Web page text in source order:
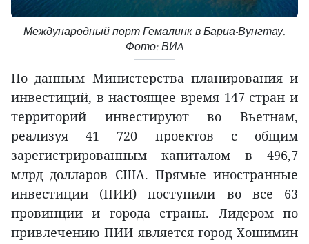
Международный порт Гемалинк в Бариа-Вунгтау.
Фото: ВИA
По данным Министерства планирования и
инвестиций, в настоящее время 147 стран и
территорий инвестируют во Вьетнам,
реализуя 41 720 проектов с общим
зарегистрированным капиталом в 496,7
млрд долларов США. Прямые иностранные
инвестиции (ПИИ) поступили во все 63
провинции и города страны. Лидером по
привлечению ПИИ является город Хошимин